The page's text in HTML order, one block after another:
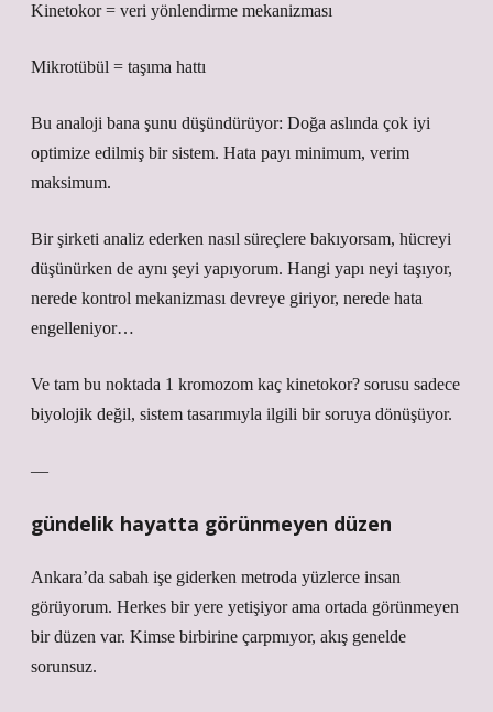
Kinetokor = veri yönlendirme mekanizması
Mikrotübül = taşıma hattı
Bu analoji bana şunu düşündürüyor: Doğa aslında çok iyi
optimize edilmiş bir sistem. Hata payı minimum, verim
maksimum.
Bir şirketi analiz ederken nasıl süreçlere bakıyorsam, hücreyi
düşünürken de aynı şeyi yapıyorum. Hangi yapı neyi taşıyor,
nerede kontrol mekanizması devreye giriyor, nerede hata
engelleniyor…
Ve tam bu noktada 1 kromozom kaç kinetokor? sorusu sadece
biyolojik değil, sistem tasarımıyla ilgili bir soruya dönüşüyor.
—
gündelik hayatta görünmeyen düzen
Ankara’da sabah işe giderken metroda yüzlerce insan
görüyorum. Herkes bir yere yetişiyor ama ortada görünmeyen
bir düzen var. Kimse birbirine çarpmıyor, akış genelde
sorunsuz.